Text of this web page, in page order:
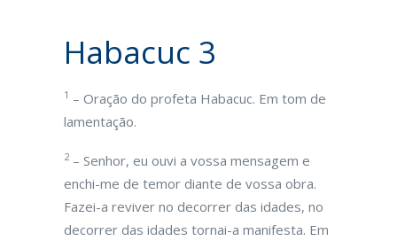
Habacuc 3
1 – Oração do profeta Habacuc. Em tom de
lamentação.
2– Senhor, eu ouvi a vossa mensagem e
enchi-me de temor diante de vossa obra.
Fazei-a reviver no decorrer das idades, no
decorrer das idades tornai-a manifesta. Em